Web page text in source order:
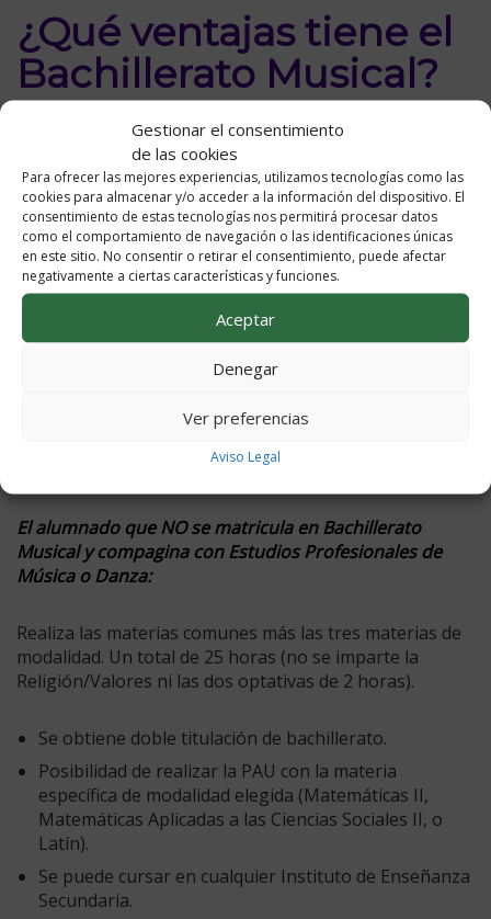
Gestionar el consentimiento
de las cookies
Para ofrecer las mejores experiencias, utilizamos tecnologías como las
cookies para almacenar y/o acceder a la información del dispositivo. El
consentimiento de estas tecnologías nos permitirá procesar datos
como el comportamiento de navegación o las identificaciones únicas
en este sitio. No consentir o retirar el consentimiento, puede afectar
negativamente a ciertas características y funciones.
Aceptar
Denegar
Ver preferencias
Aviso Legal
¿Qué ventajas tiene el
Bachillerato Musical?
El alumnado que se matricula en Bachillerato Musical
compagina con Estudios Profesionales de
Música o Danza:
El alumnado matriculado en esta opción, sólo tiene 13
horas de clase o 17 en el caso de hacer una específica
de modalidad (Matemáticas Aplicadas a las Ciencias
Sociales o Latín) en 1º de bachillerato y las
correspondientes de 2º de bachillerato.
primeras hora de cada día, lo que permite que puedan
recibir las clases correspondientes del Conservatorio a
continuación, en la misma mañana.
El alumnado que NO se matricula en Bachillerato
Musical y compagina con Estudios Profesionales de
Música o Danza:
Realiza las materias comunes más las tres materias de
modalidad. Un total de 25 horas (no se imparte la
Religión/Valores ni las dos optativas de 2 horas).
Se obtiene doble titulación de bachillerato.
Posibilidad de realizar la PAU con la materia
específica de modalidad elegida (Matemáticas II,
Matemáticas Aplicadas a las Ciencias Sociales II, o
Latín).
Se puede cursar en cualquier Instituto de Enseñanza
Secundaria.